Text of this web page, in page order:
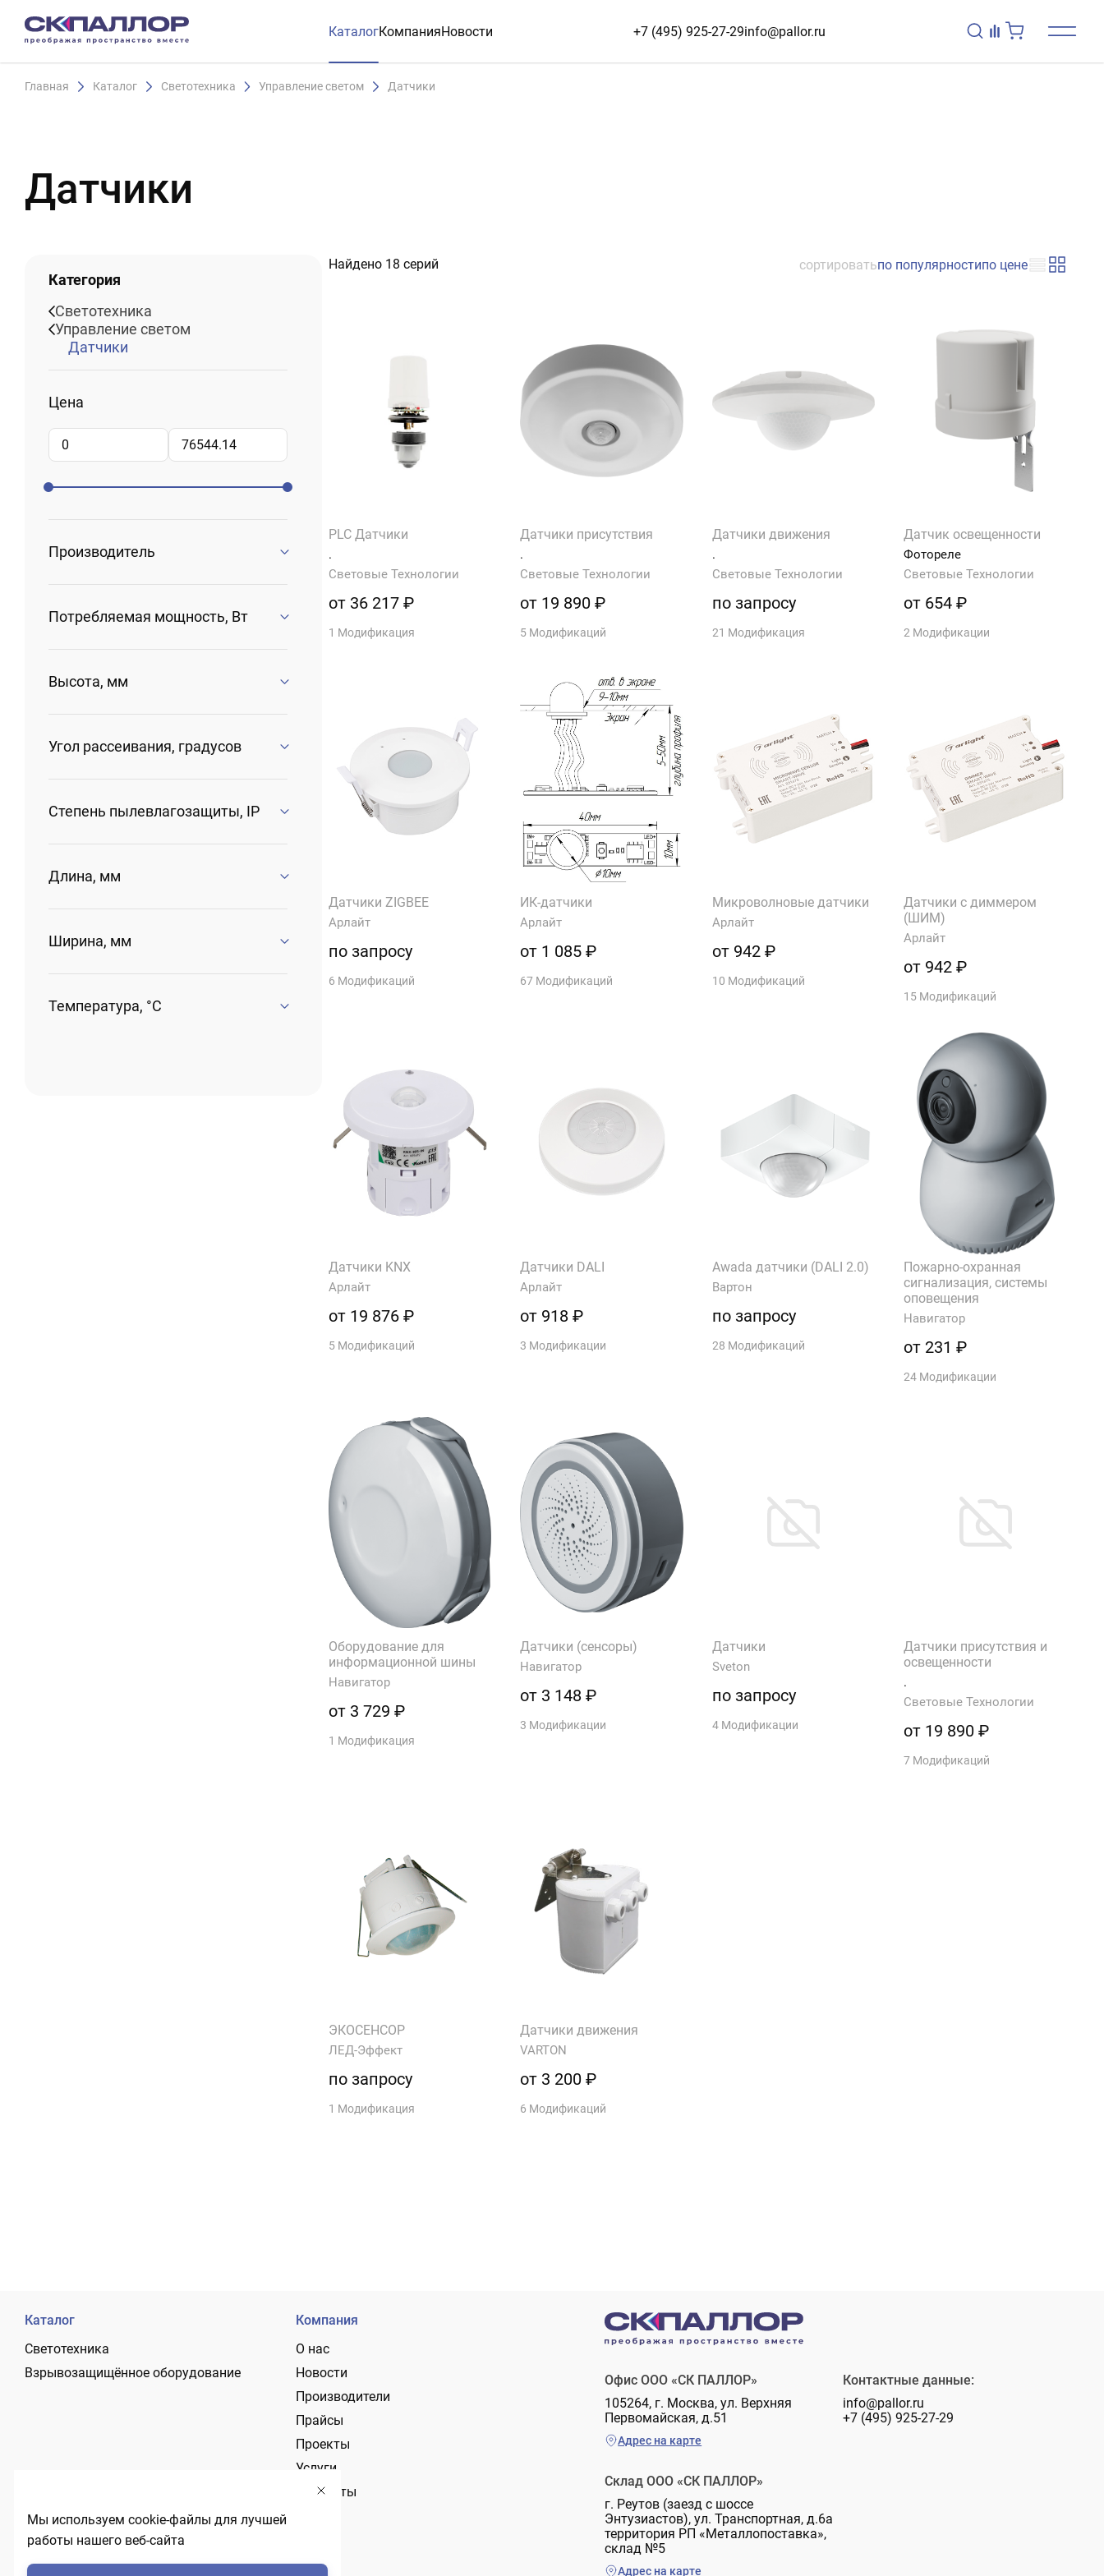
КаталогКомпанияНовости +7 (495) 925-27-29info@pallor.ru
Главная Каталог Светотехника Управление светом Датчики
Датчики
Категория
Светотехника
Управление светом
Датчики
Цена
Производитель
Потребляемая мощность, Вт
Высота, мм
Угол рассеивания, градусов
Степень пылевлагозащиты, IP
Длина, мм
Ширина, мм
Температура, °C
Найдено 18 серий сортироватьпо популярностипо цене
PLC Датчики
.
Световые Технологии
от 36 217 ₽
1 Модификация
Датчики присутствия
.
Световые Технологии
от 19 890 ₽
5 Модификаций
Датчики движения
.
Световые Технологии
по запросу
21 Модификация
Датчик освещенности
Фотореле
Световые Технологии
от 654 ₽
2 Модификации
Датчики ZIGBEE
Арлайт
по запросу
6 Модификаций
ИК-датчики
Арлайт
от 1 085 ₽
67 Модификаций
Микроволновые датчики
Арлайт
от 942 ₽
10 Модификаций
Датчики с диммером
(ШИМ)
Арлайт
от 942 ₽
15 Модификаций
Датчики KNX
Арлайт
от 19 876 ₽
5 Модификаций
Датчики DALI
Арлайт
от 918 ₽
3 Модификации
Awada датчики (DALI 2.0)
Вартон
по запросу
28 Модификаций
Пожарно-охранная
сигнализация, системы
оповещения
Навигатор
от 231 ₽
24 Модификации
Оборудование для
информационной шины
Навигатор
от 3 729 ₽
1 Модификация
Датчики (сенсоры)
Навигатор
от 3 148 ₽
3 Модификации
Датчики
Sveton
по запросу
4 Модификации
Датчики присутствия и
освещенности
.
Световые Технологии
от 19 890 ₽
7 Модификаций
ЭКОСЕНСОР
ЛЕД-Эффект
по запросу
1 Модификация
Датчики движения
VARTON
от 3 200 ₽
6 Модификаций
Каталог
Светотехника
Взрывозащищённое оборудование
Компания
О нас
Новости
Производители
Прайсы
Проекты
Услуги
Контакты
Офис ООО «СК ПАЛЛОР»
105264, г. Москва, ул. Верхняя
Первомайская, д.51
Адрес на карте
Склад ООО «СК ПАЛЛОР»
г. Реутов (заезд с шоссе
Энтузиастов), ул. Транспортная, д.6а
территория РП «Металлопоставка»,
склад №5
Адрес на карте
Контактные данные:
info@pallor.ru
+7 (495) 925-27-29
Мы используем cookie-файлы для лучшей
работы нашего веб-сайта